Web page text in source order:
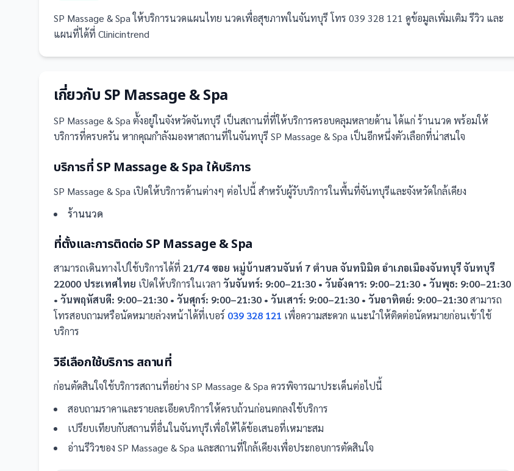
SP Massage & Spa ให้บริการนวดแผนไทย นวดเพื่อสุขภาพในจันทบุรี โทร 039 328 121 ดูข้อมูลเพิ่มเติม รีวิว และ
แผนที่ได้ที่ Clinicintrend
เกี่ยวกับ SP Massage & Spa
SP Massage & Spa ตั้งอยู่ในจังหวัดจันทบุรี เป็นสถานที่ที่ให้บริการครอบคลุมหลายด้าน ได้แก่ ร้านนวด พร้อมให้
บริการที่ครบครัน หากคุณกำลังมองหาสถานที่ในจันทบุรี SP Massage & Spa เป็นอีกหนึ่งตัวเลือกที่น่าสนใจ
บริการที่ SP Massage & Spa ให้บริการ
SP Massage & Spa เปิดให้บริการด้านต่างๆ ต่อไปนี้ สำหรับผู้รับบริการในพื้นที่จันทบุรีและจังหวัดใกล้เคียง
ร้านนวด
ที่ตั้งและการติดต่อ SP Massage & Spa
สามารถเดินทางไปใช้บริการได้ที่ 21/74 ซอย หมู่บ้านสวนจันท์ 7 ตำบล จันทนิมิต อำเภอเมืองจันทบุรี จันทบุรี
22000 ประเทศไทย เปิดให้บริการในเวลา วันจันทร์: 9:00–21:30 • วันอังคาร: 9:00–21:30 • วันพุธ: 9:00–21:30
• วันพฤหัสบดี: 9:00–21:30 • วันศุกร์: 9:00–21:30 • วันเสาร์: 9:00–21:30 • วันอาทิตย์: 9:00–21:30สามารถ
โทรสอบถามหรือนัดหมายล่วงหน้าได้ที่เบอร์ 039 328 121 เพื่อความสะดวก แนะนำให้ติดต่อนัดหมายก่อนเข้าใช้
บริการ
วิธีเลือกใช้บริการ สถานที่
ก่อนตัดสินใจใช้บริการสถานที่อย่าง SP Massage & Spa ควรพิจารณาประเด็นต่อไปนี้
สอบถามราคาและรายละเอียดบริการให้ครบถ้วนก่อนตกลงใช้บริการ
เปรียบเทียบกับสถานที่อื่นในจันทบุรีเพื่อให้ได้ข้อเสนอที่เหมาะสม
อ่านรีวิวของ SP Massage & Spa และสถานที่ใกล้เคียงเพื่อประกอบการตัดสินใจ